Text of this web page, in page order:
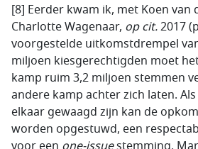
[8] Eerder kwam ik, met Koen van
Charlotte Wagenaar, op cit.2017
voorgestelde uitkomstdrempel
miljoen kiesgerechtigden moet
kamp ruim 3,2 miljoen stemmen
andere kamp achter zich laten.
elkaar gewaagd zijn kan de
worden opgestuwd, een